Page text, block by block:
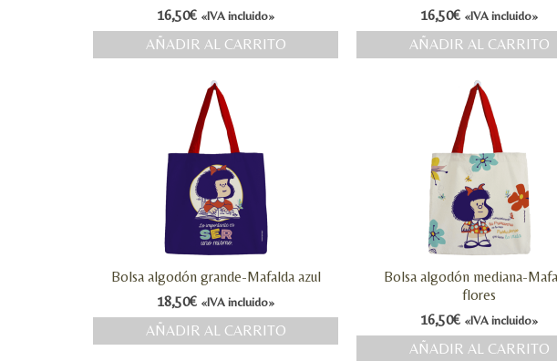
16,50€ «IVA incluido»
AÑADIR AL CARRITO
16,50€ «IVA incluido»
AÑADIR AL CARRITO
Bolsa algodón grande-Mafalda azul
18,50€ «IVA incluido»
AÑADIR AL CARRITO
Bolsa algodón mediana-
flores
16,50€ «IVA incluido»
AÑADIR AL CARRITO